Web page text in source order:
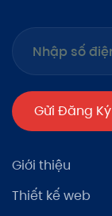
Gửi Đăng Ký
Giới thiệu
Thiết kế web